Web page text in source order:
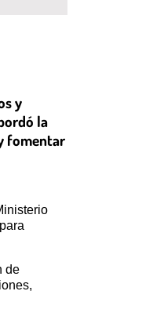
y
la
fomentar
de